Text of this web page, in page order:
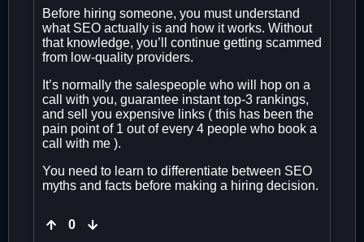
Before hiring someone, you must understand
what SEO actually is and how it works. Without
that knowledge, you’ll continue getting scammed
from low-quality providers.
It’s normally the salespeople who will hop on a
call with you, guarantee instant top-3 rankings,
and sell you expensive links ( this has been the
pain point of 1 out of every 4 people who book a
call with me ).
You need to learn to differentiate between SEO
myths and facts before making a hiring decision.
0